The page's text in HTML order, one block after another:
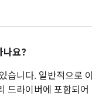
나요?
니다. 일반적으로
드라이버에 포함되어